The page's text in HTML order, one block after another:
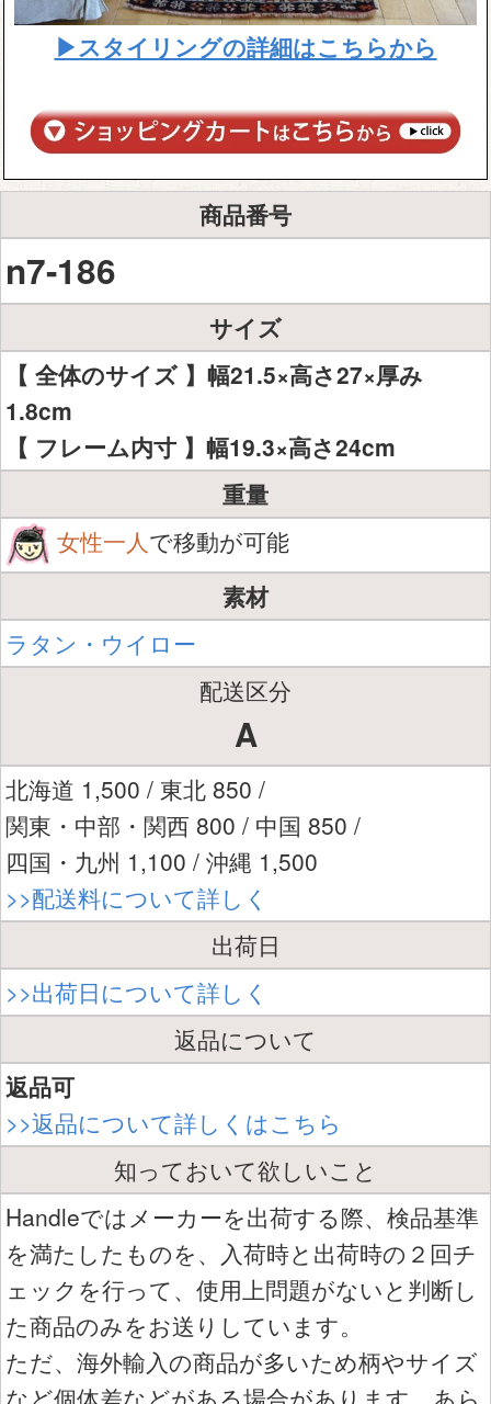
▶スタイリングの詳細はこちらから
商品番号
n7-186
サイズ
【 全体のサイズ 】幅21.5×高さ27×厚み
1.8cm
【 フレーム内寸 】幅19.3×高さ24cm
重量
女性一人で移動が可能
素材
ラタン・ウイロー
配送区分
A
北海道 1,500 / 東北 850 /
関東・中部・関西 800 / 中国 850 /
四国・九州 1,100 / 沖縄 1,500
>>配送料について詳しく
出荷日
>>出荷日について詳しく
返品について
返品可
>>返品について詳しくはこちら
知っておいて欲しいこと
Handleではメーカーを出荷する際、検品基準
を満たしたものを、入荷時と出荷時の２回チ
ェックを行って、使用上問題がないと判断し
た商品のみをお送りしています。
ただ、海外輸入の商品が多いため柄やサイズ
など個体差などがある場合があります。あら